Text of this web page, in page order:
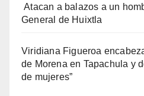
Atacan a balazos a un
General de Huixtla
Viridiana Figueroa
de Morena en Tapachula y
de mujeres”